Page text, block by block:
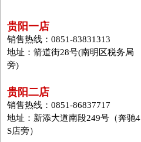
贵阳一店
销售热线：0851-83831313
地址：箭道街28号(南明区税务局
旁)
贵阳二店
销售热线：0851-86837717
地址：新添大道南段249号（奔驰4
S店旁）